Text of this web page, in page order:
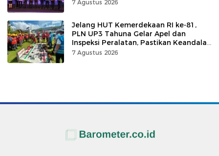
7 Agustus 2026
Jelang HUT Kemerdekaan RI ke-81,
PLN UP3 Tahuna Gelar Apel dan
Inspeksi Peralatan, Pastikan Keandalan
Listrik
7 Agustus 2026